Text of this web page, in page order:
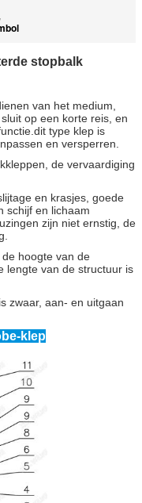
,
stopbalk
van het medium,
op een korte reis, en
type klep is
en versperren.
de vervaardiging
en krasjes, goede
schijf en lichaam
zijn niet ernstig, de
hoogte van de
lengte van de structuur is
zwaar, aan- en uitgaan
klep